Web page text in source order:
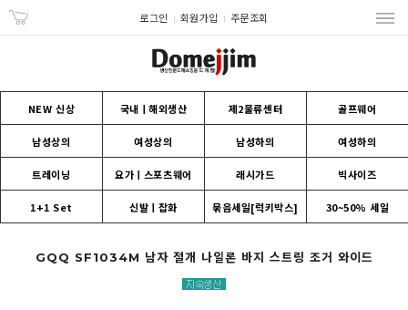
로그인 회원가입 주문조회
NEW 신상 국내ㅣ해외생산 제2물류센터 골프웨어
남성상의 여성상의 남성하의 여성하의
트레이닝 요가ㅣ스포츠웨어 래시가드 빅사이즈
1+1 Set 신발ㅣ잡화 묶음세일[럭키박스] 30~50% 세일
GQQ SF1034M 남자 절개 나일론 바지 스트링 조거 와이드